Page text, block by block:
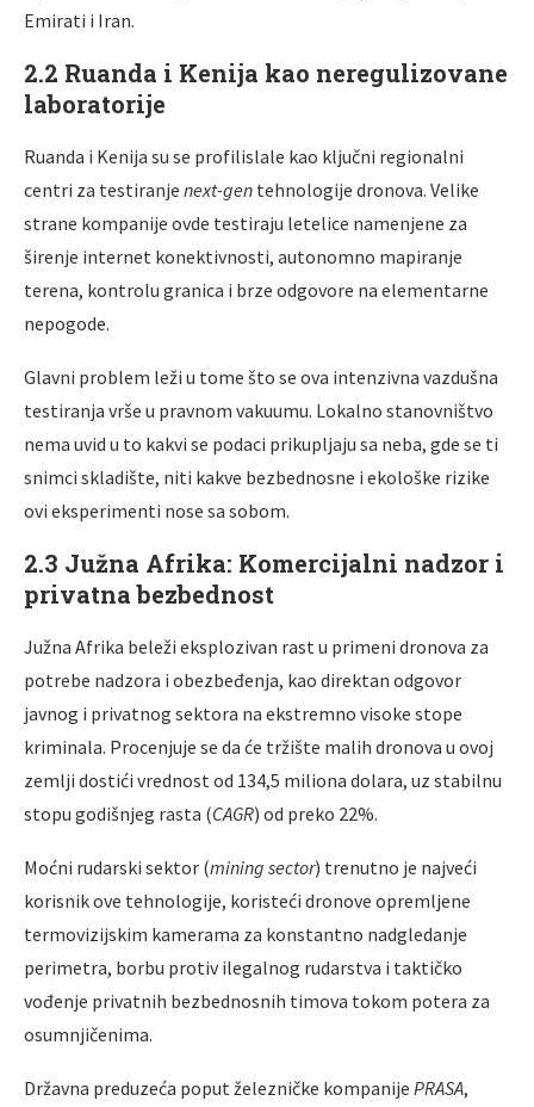
Emirati i Iran.
2.2 Ruanda i Kenija kao neregulizovane
laboratorije
Ruanda i Kenija su se profilislale kao ključni regionalni
centri za testiranje next-gen tehnologije dronova. Velike
strane kompanije ovde testiraju letelice namenjene za
širenje internet konektivnosti, autonomno mapiranje
terena, kontrolu granica i brze odgovore na elementarne
nepogode.
Glavni problem leži u tome što se ova intenzivna vazdušna
testiranja vrše u pravnom vakuumu. Lokalno stanovništvo
nema uvid u to kakvi se podaci prikupljaju sa neba, gde se ti
snimci skladište, niti kakve bezbednosne i ekološke rizike
ovi eksperimenti nose sa sobom.
2.3 Južna Afrika: Komercijalni nadzor i
privatna bezbednost
Južna Afrika beleži eksplozivan rast u primeni dronova za
potrebe nadzora i obezbeđenja, kao direktan odgovor
javnog i privatnog sektora na ekstremno visoke stope
kriminala. Procenjuje se da će tržište malih dronova u ovoj
zemlji dostići vrednost od 134,5 miliona dolara, uz stabilnu
stopu godišnjeg rasta (CAGR) od preko 22%.
Moćni rudarski sektor (mining sector) trenutno je najveći
korisnik ove tehnologije, koristeći dronove opremljene
termovizijskim kamerama za konstantno nadgledanje
perimetra, borbu protiv ilegalnog rudarstva i taktičko
vođenje privatnih bezbednosnih timova tokom potera za
osumnjičenima.
Državna preduzeća poput železničke kompanije PRASA,